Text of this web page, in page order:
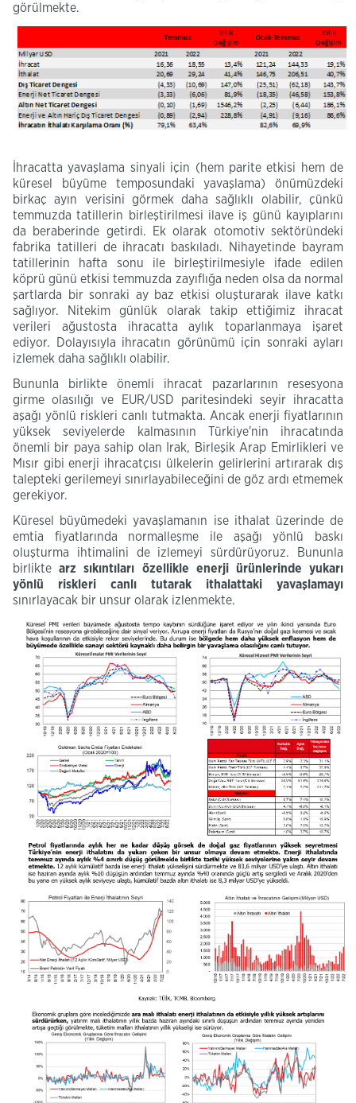
görülmekte.
İhracatta yavaşlama sinyali için (hem parite etkisi hem de
küresel büyüme temposundaki yavaşlama) önümüzdeki
birkaç ayın verisini görmek daha sağlıklı olabilir, çünkü
temmuzda tatillerin birleştirilmesi ilave iş günü kayıplarını
da beraberinde getirdi. Ek olarak otomotiv sektöründeki
fabrika tatilleri de ihracatı baskıladı. Nihayetinde bayram
tatillerinin hafta sonu ile birleştirilmesiyle ifade edilen
köprü günü etkisi temmuzda zayıflığa neden olsa da normal
şartlarda bir sonraki ay baz etkisi oluşturarak ilave katkı
sağlıyor. Nitekim günlük olarak takip ettiğimiz ihracat
verileri ağustosta ihracatta aylık toparlanmaya işaret
ediyor. Dolayısıyla ihracatın görünümü için sonraki ayları
izlemek daha sağlıklı olabilir.
Bununla birlikte önemli ihracat pazarlarının resesyona
girme olasılığı ve EUR/USD paritesindeki seyir ihracatta
aşağı yönlü riskleri canlı tutmakta. Ancak enerji fiyatlarının
yüksek seviyelerde kalmasının Türkiye'nin ihracatında
önemli bir paya sahip olan Irak, Birleşik Arap Emirlikleri ve
Mısır gibi enerji ihracatçısı ülkelerin gelirlerini artırarak dış
talepteki gerilemeyi sınırlayabileceğini de göz ardı etmemek
gerekiyor.
Küresel büyümedeki yavaşlamanın ise ithalat üzerinde de
emtia fiyatlarında normalleşme ile aşağı yönlü baskı
oluşturma ihtimalini de izlemeyi sürdürüyoruz. Bununla
birliktearz sıkıntıları özellikle enerji ürünlerinde yukarı
yönlü riskleri canlı tutarak ithalattaki yavaşlamayı
sınırlayacak bir unsur olarak izlenmekte.